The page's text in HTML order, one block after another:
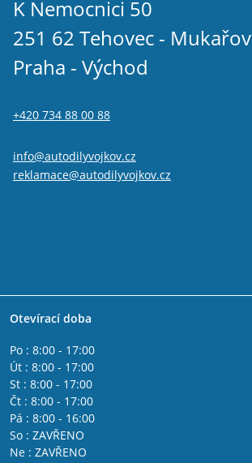
K Nemocnici 50
251 62 Tehovec - Mukařov
Praha - Východ
+420 734 88 00 88
info@autodilyvojkov.cz
reklamace@autodilyvojkov.cz
Otevírací doba
Po : 8:00 - 17:00
Út : 8:00 - 17:00
St : 8:00 - 17:00
Čt : 8:00 - 17:00
Pá : 8:00 - 16:00
So : ZAVŘENO
Ne : ZAVŘENO